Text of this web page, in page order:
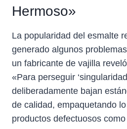
Hermoso»
La popularidad del esmalte
generado algunos
un fabricante de vajilla
«Para perseguir
deliberadamente bajan
de calidad, empaquetando
productos defectuosos como